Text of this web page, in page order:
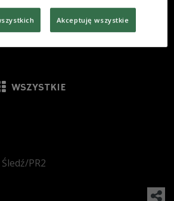
WSZYSTKIE
PR2
Akceptuję wszystkie